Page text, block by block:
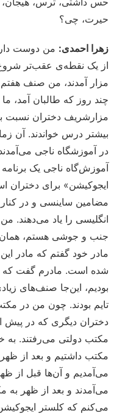
حیرت، چی؟
زهرا احمدی: من دوست
از یک نقطه‌ی عقب‌تر
مزار آمدند، من صنف
چند روز که طالبان آمد،
مزارشریف دختران نسبت
بیشتر درس خواندند. آن
در آموزشگاه ناجی
آموزش‌گاه ناجی یک برنامه
ایجوکیشن» برای دختران
مضامین ساینسی و در
انگلیسی را یاد می‌دهند.
جنب و جوشی هستم، همان
مادر خود گفتم که مادر
شده است. مادرم گفت که
بودیم، این‌جا صنف‌های
تایم بودند. چون من در
دختران دیگری که در پیش
مکتب دولتی می‌رفتند.
مکتب داشتیم و بعد از
می‌آمدیم و آن‌ها قبل از
می‌آمدند و بعد از ظهر به
می‌کنم که کلستر